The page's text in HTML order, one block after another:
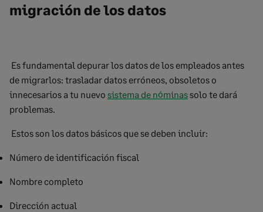
migración de los datos
Es fundamental depurar los datos de los empleados antes
de migrarlos: trasladar datos erróneos, obsoletos o
innecesarios a tu nuevo sistema de nóminassolo te dará
problemas.
Estos son los datos básicos que se deben incluir:
Número de identificación fiscal
Nombre completo
Dirección actual